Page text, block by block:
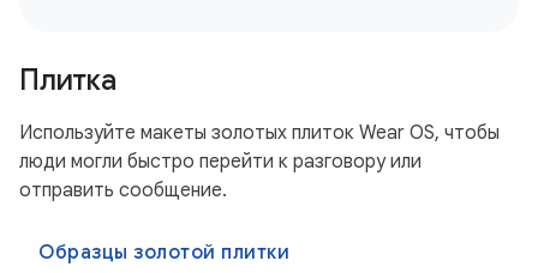
Плитка
Используйте макеты золотых плиток Wear OS, чтобы
люди могли быстро перейти к разговору или
отправить сообщение.
Образцы золотой плитки